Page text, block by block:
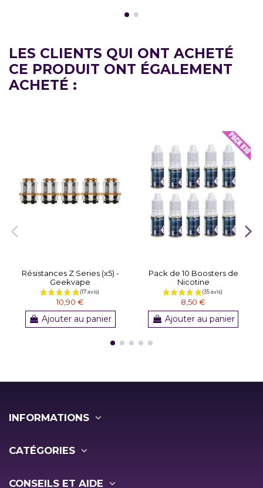
LES CLIENTS QUI ONT ACHETÉ
CE PRODUIT ONT ÉGALEMENT
ACHETÉ :
Résistances Z Series (x5) -
Geekvape
10,90 €
Ajouter au panier
Pack de 10 Boosters de
Nicotine
8,50 €
Ajouter au panier
INFORMATIONS
CATÉGORIES
CONSEILS ET AIDE